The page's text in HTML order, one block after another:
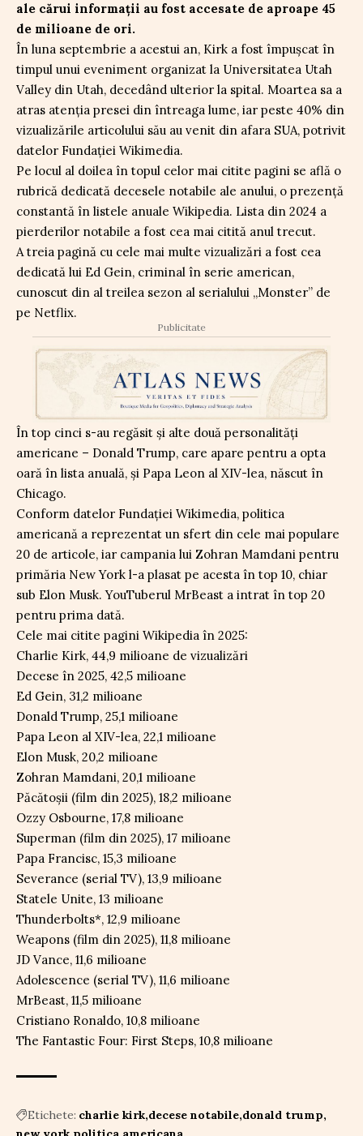
ale cărui informații au fost accesate de aproape 45
de milioane de ori.
În luna septembrie a acestui an, Kirk a fost împușcat în
timpul unui eveniment organizat la Universitatea Utah
Valley din Utah, decedând ulterior la spital. Moartea sa a
atras atenția presei din întreaga lume, iar peste 40% din
vizualizările articolului său au venit din afara SUA, potrivit
datelor Fundației Wikimedia.
Pe locul al doilea în topul celor mai citite pagini se află o
rubrică dedicată decesele notabile ale anului, o prezență
constantă în listele anuale Wikipedia. Lista din 2024 a
pierderilor notabile a fost cea mai citită anul trecut.
A treia pagină cu cele mai multe vizualizări a fost cea
dedicată lui Ed Gein, criminal în serie american,
cunoscut din al treilea sezon al serialului „Monster” de
pe Netflix.
Publicitate
În top cinci s-au regăsit și alte două personalități
americane – Donald Trump, care apare pentru a opta
oară în lista anuală, și Papa Leon al XIV-lea, născut în
Chicago.
Conform datelor Fundației Wikimedia, politica
americană a reprezentat un sfert din cele mai populare
20 de articole, iar campania lui Zohran Mamdani pentru
primăria New York l-a plasat pe acesta în top 10, chiar
sub Elon Musk. YouTuberul MrBeast a intrat în top 20
pentru prima dată.
Cele mai citite pagini Wikipedia în 2025:
Charlie Kirk, 44,9 milioane de vizualizări
Decese în 2025, 42,5 milioane
Ed Gein, 31,2 milioane
Donald Trump, 25,1 milioane
Papa Leon al XIV-lea, 22,1 milioane
Elon Musk, 20,2 milioane
Zohran Mamdani, 20,1 milioane
Păcătoșii (film din 2025), 18,2 milioane
Ozzy Osbourne, 17,8 milioane
Superman (film din 2025), 17 milioane
Papa Francisc, 15,3 milioane
Severance (serial TV), 13,9 milioane
Statele Unite, 13 milioane
Thunderbolts*, 12,9 milioane
Weapons (film din 2025), 11,8 milioane
JD Vance, 11,6 milioane
Adolescence (serial TV), 11,6 milioane
MrBeast, 11,5 milioane
Cristiano Ronaldo, 10,8 milioane
The Fantastic Four: First Steps, 10,8 milioane
Etichete: charlie kirk decese notabile donald trump